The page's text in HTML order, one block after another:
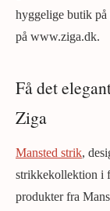
hyggelige butik på
på www.ziga.dk.
Få det
Ziga
Mansted strik,
strikkekollektion i
produkter fra